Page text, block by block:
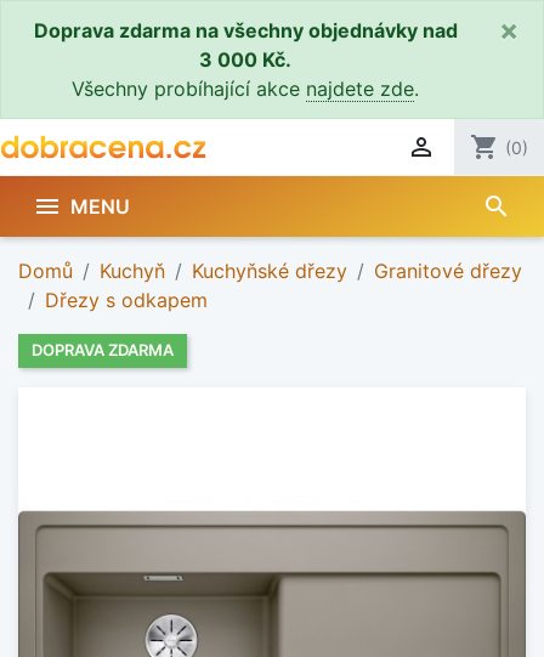
Doprava zdarma na všechny objednávky nad
3 000 Kč.
Všechny probíhající akce najdete zde.
×
 shopping_cart (0)
 MENU search
Domů Kuchyň Kuchyňské dřezy
Granitové dřezy
Dřezy s odkapem
DOPRAVA ZDARMA